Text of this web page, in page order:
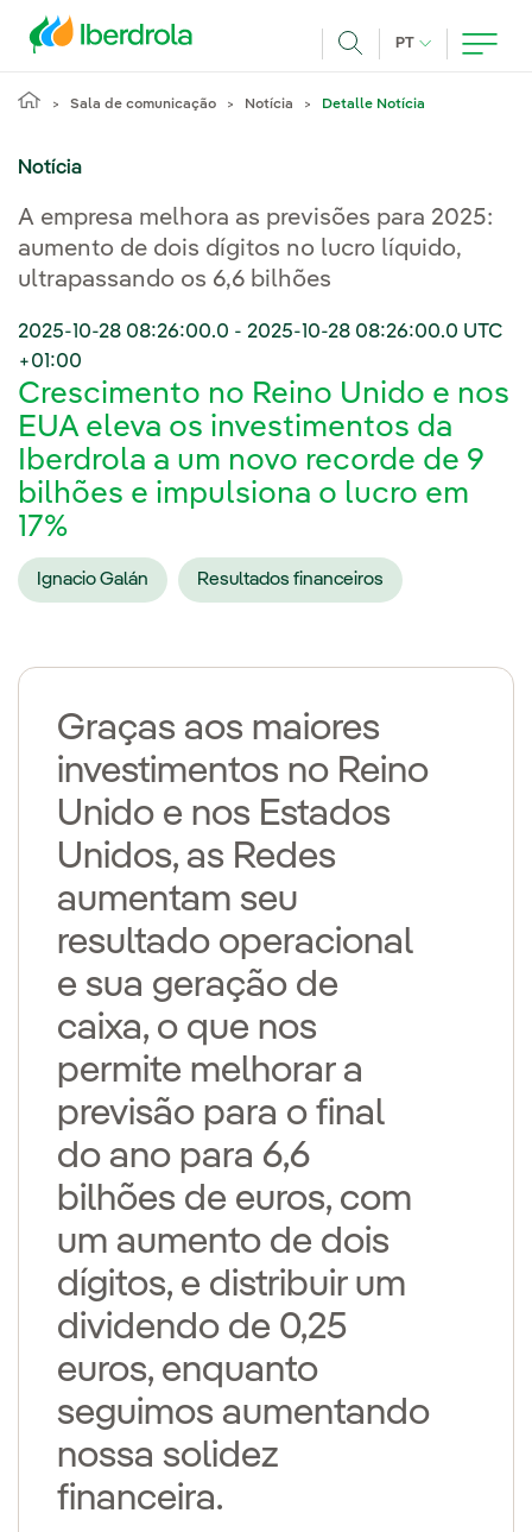
PT IDIOMA ATUAL,
Sala de comunicação Notícia Detalle Notícia
Notícia
A empresa melhora as previsões para 2025:
aumento de dois dígitos no lucro líquido,
ultrapassando os 6,6 bilhões
2025-10-28 08:26:00.0 - 2025-10-28 08:26:00.0 UTC
+01:00
Crescimento no Reino Unido e nos
EUA eleva os investimentos da
Iberdrola a um novo recorde de 9
bilhões e impulsiona o lucro em
17%
Ignacio Galán Resultados financeiros
Graças aos maiores
investimentos no Reino
Unido e nos Estados
Unidos, as Redes
aumentam seu
resultado operacional
e sua geração de
caixa, o que nos
permite melhorar a
previsão para o final
do ano para 6,6
bilhões de euros, com
um aumento de dois
dígitos, e distribuir um
dividendo de 0,25
euros, enquanto
seguimos aumentando
nossa solidez
financeira.